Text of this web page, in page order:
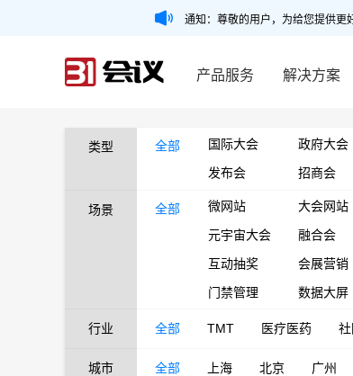
通知：尊敬的用户，为给您提供更
产品服务 解决方案
类型 全部 国际大会 政府大会
发布会
招商会
场景 全部 微网站 大会网站
元宇宙大会
融合会
互动抽奖
会展营销
门禁管理
数据大屏
行业 全部 TMT 医疗医药
城市 全部 上海 北京 广州